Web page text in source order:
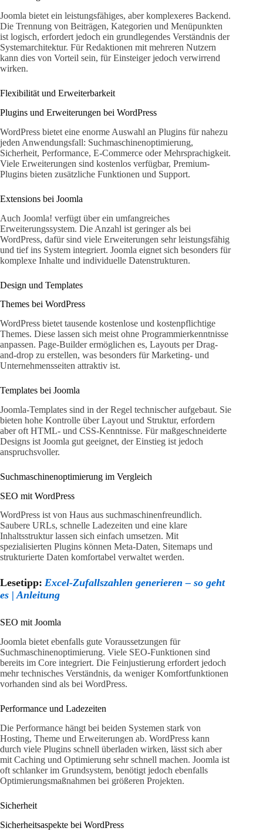
Joomla bietet ein leistungsfähiges, aber komplexeres Backend.
Die Trennung von Beiträgen, Kategorien und Menüpunkten
ist logisch, erfordert jedoch ein grundlegendes Verständnis der
Systemarchitektur. Für Redaktionen mit mehreren Nutzern
kann dies von Vorteil sein, für Einsteiger jedoch verwirrend
wirken.
Flexibilität und Erweiterbarkeit
Plugins und Erweiterungen bei WordPress
WordPress bietet eine enorme Auswahl an Plugins für nahezu
jeden Anwendungsfall: Suchmaschinenoptimierung,
Sicherheit, Performance, E-Commerce oder Mehrsprachigkeit.
Viele Erweiterungen sind kostenlos verfügbar, Premium-
Plugins bieten zusätzliche Funktionen und Support.
Extensions bei Joomla
Auch Joomla! verfügt über ein umfangreiches
Erweiterungssystem. Die Anzahl ist geringer als bei
WordPress, dafür sind viele Erweiterungen sehr leistungsfähig
und tief ins System integriert. Joomla eignet sich besonders für
komplexe Inhalte und individuelle Datenstrukturen.
Design und Templates
Themes bei WordPress
WordPress bietet tausende kostenlose und kostenpflichtige
Themes. Diese lassen sich meist ohne Programmierkenntnisse
anpassen. Page-Builder ermöglichen es, Layouts per Drag-
and-drop zu erstellen, was besonders für Marketing- und
Unternehmensseiten attraktiv ist.
Templates bei Joomla
Joomla-Templates sind in der Regel technischer aufgebaut. Sie
bieten hohe Kontrolle über Layout und Struktur, erfordern
aber oft HTML- und CSS-Kenntnisse. Für maßgeschneiderte
Designs ist Joomla gut geeignet, der Einstieg ist jedoch
anspruchsvoller.
Suchmaschinenoptimierung im Vergleich
SEO mit WordPress
WordPress ist von Haus aus suchmaschinenfreundlich.
Saubere URLs, schnelle Ladezeiten und eine klare
Inhaltsstruktur lassen sich einfach umsetzen. Mit
spezialisierten Plugins können Meta-Daten, Sitemaps und
strukturierte Daten komfortabel verwaltet werden.
Lesetipp: Excel-Zufallszahlen generieren – so geht
es | Anleitung
SEO mit Joomla
Joomla bietet ebenfalls gute Voraussetzungen für
Suchmaschinenoptimierung. Viele SEO-Funktionen sind
bereits im Core integriert. Die Feinjustierung erfordert jedoch
mehr technisches Verständnis, da weniger Komfortfunktionen
vorhanden sind als bei WordPress.
Performance und Ladezeiten
Die Performance hängt bei beiden Systemen stark von
Hosting, Theme und Erweiterungen ab. WordPress kann
durch viele Plugins schnell überladen wirken, lässt sich aber
mit Caching und Optimierung sehr schnell machen. Joomla ist
oft schlanker im Grundsystem, benötigt jedoch ebenfalls
Optimierungsmaßnahmen bei größeren Projekten.
Sicherheit
Sicherheitsaspekte bei WordPress